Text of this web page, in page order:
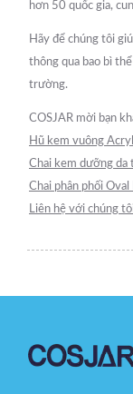
hơn 50 quốc gia,
Hãy để chúng tôi
thông qua bao bì
trường.
COSJAR mời bạn
Hũ kem vuông
Chai kem dưỡng da
Chai phân phối Oval
Liên hệ với chúng tôi